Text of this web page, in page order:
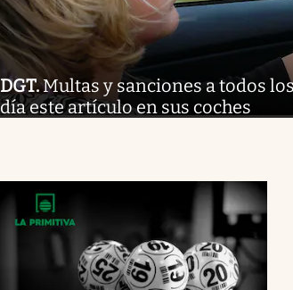
DGT.Multas y sanciones a todos
día este artículo en sus coches